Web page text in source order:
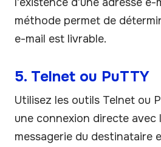
méthode permet de
e-mail est livrable.
5. Telnet ou PuTTY
Utilisez les outils Telnet ou
une connexion directe avec
messagerie du destinataire